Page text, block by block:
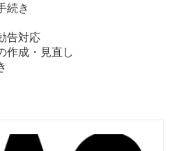
続き
告対応
作成・見直し